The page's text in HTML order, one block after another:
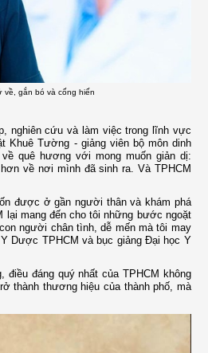
về, gắn bó và cống hiến
nghiên cứu và làm việc trong lĩnh vực
Khuê Tường - giảng viên bộ môn dinh
quê hương với mong muốn giản dị:
về nơi mình đã sinh ra. Và TPHCM
được ở gần người thân và khám phá
lại mang đến cho tôi những bước ngoặt
người chân tình, dễ mến mà tôi may
Dược TPHCM và bục giảng Đại học Y
đáng quý nhất của TPHCM không
thành thương hiệu của thành phố, mà